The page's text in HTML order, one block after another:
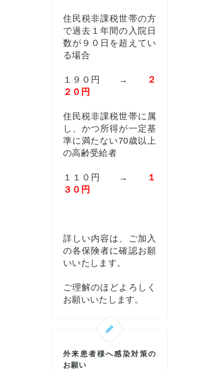
住民税非課税世帯の方
で過去１年間の入院日
数が９０日を超えてい
る場合
１９０円 →
２
２ ０ 円
住民税非課税世帯に属
し、かつ所得が一定基
準に満たない70歳以上
の高齢受給者
１１０円 →
１
３０円
詳しい内容は、ご加入
の各保険者に確認お願
いいたします。
ご理解のほどよろしく
お願いいたします。
外来患者様へ感染対策の
お願い